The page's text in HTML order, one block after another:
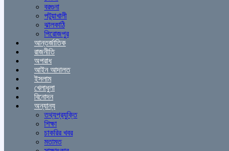
বরগুনা
পটুয়াখালী
ঝালকাঠি
পিরোজপুর
আন্তর্জাতিক
রাজনীতি
অপরাধ
আইন আদালত
ইসলাম
খেলাধুলা
বিনোদন
অন্যান্য
তথ্যপ্রযুক্তি
শিক্ষা
চাকরির খবর
মতামত